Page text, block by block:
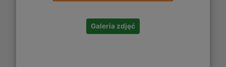
Galeria zdjęć